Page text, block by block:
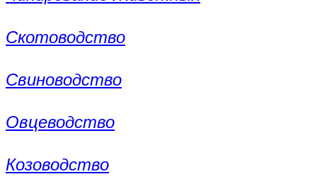
Скотоводство
Свиноводство
Овцеводство
Козоводство